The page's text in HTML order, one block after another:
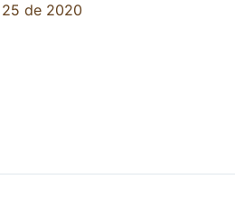
de 2020